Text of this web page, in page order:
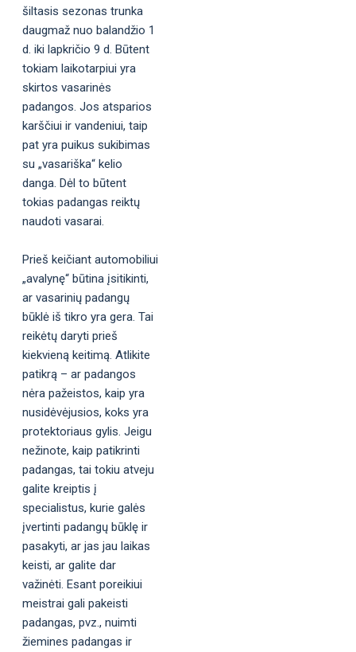
šiltasis sezonas trunka
daugmaž nuo balandžio 1
d. iki lapkričio 9 d. Būtent
tokiam laikotarpiui yra
skirtos vasarinės
padangos. Jos atsparios
karščiui ir vandeniui, taip
pat yra puikus sukibimas
su „vasariška“ kelio
danga. Dėl to būtent
tokias padangas reiktų
naudoti vasarai.
Prieš keičiant automobiliui
„avalynę“ būtina įsitikinti,
ar vasarinių padangų
būklė iš tikro yra gera. Tai
reikėtų daryti prieš
kiekvieną keitimą. Atlikite
patikrą – ar padangos
nėra pažeistos, kaip yra
nusidėvėjusios, koks yra
protektoriaus gylis. Jeigu
nežinote, kaip patikrinti
padangas, tai tokiu atveju
galite kreiptis į
specialistus, kurie galės
įvertinti padangų būklę ir
pasakyti, ar jas jau laikas
keisti, ar galite dar
važinėti. Esant poreikiui
meistrai gali pakeisti
padangas, pvz., nuimti
žiemines padangas ir